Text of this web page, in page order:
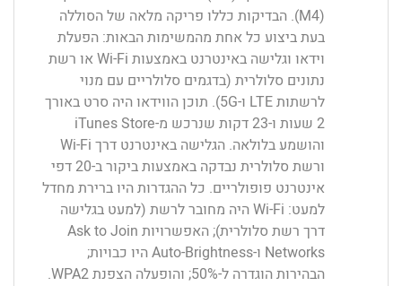
(M4). הבדיקות כללו פריקה מלאה של הסוללה
בעת ביצוע כל אחת מהמשימות הבאות: הפעלת
וידאו וגלישה באינטרנט באמצעות Wi-Fi או רשת
נתונים סלולרית (בדגמים סלולריים עם מנוי
לרשתות LTE ו-5G). תוכן הווידאו היה סרט באורך
2 שעות ו-23 דקות שנרכש מ-iTunes Store
והושמע בלולאה. הגלישה באינטרנט דרך Wi-Fi
ורשת סלולרית נבדקה באמצעות ביקור ב-20 דפי
אינטרנט פופולריים. כל ההגדרות היו ברירת מחדל
למעט: Wi-Fi היה מחובר לרשת (למעט בגלישה
דרך רשת סלולרית); האפשרויות Ask to Join
Networks ו-Auto-Brightness היו כבויות;
הבהירות הוגדרה ל-50%; והופעלה הצפנת WPA2.